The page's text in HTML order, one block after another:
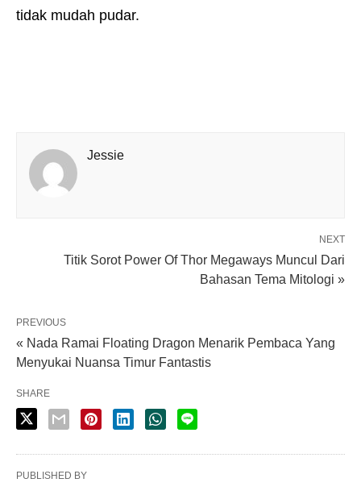
tidak mudah pudar.
Jessie
NEXT
Titik Sorot Power Of Thor Megaways Muncul Dari
Bahasan Tema Mitologi »
PREVIOUS
« Nada Ramai Floating Dragon Menarik Pembaca Yang
Menyukai Nuansa Timur Fantastis
SHARE
PUBLISHED BY